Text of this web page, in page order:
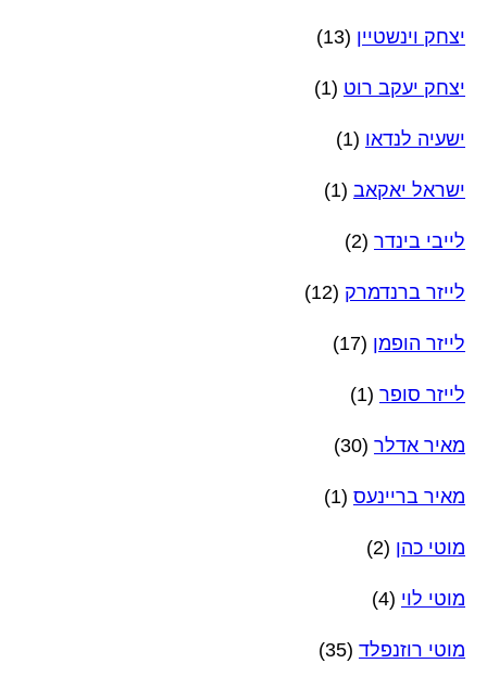
יצחק וינשטיין (13)
יצחק יעקב רוט (1)
ישעיה לנדאו (1)
ישראל יאקאב (1)
לייבי בינדר (2)
לייזר ברנדמרק (12)
לייזר הופמן (17)
לייזר סופר (1)
מאיר אדלר (30)
מאיר בריינעס (1)
מוטי כהן (2)
מוטי לוי (4)
מוטי רוזנפלד (35)